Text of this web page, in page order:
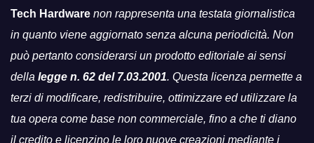
Tech Hardware non rappresenta una testata giornalistica
in quanto viene aggiornato senza alcuna periodicità. Non
può pertanto considerarsi un prodotto editoriale ai sensi
della legge n. 62 del 7.03.2001. Questa licenza permette a
terzi di modificare, redistribuire, ottimizzare ed utilizzare la
tua opera come base non commerciale, fino a che ti diano
il credito e licenzino le loro nuove creazioni mediante i